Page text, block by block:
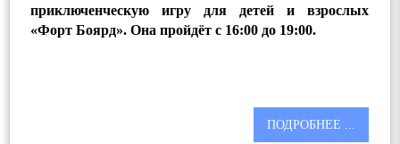
приключенческую игру для детей и взрослых
«Форт Боярд». Она пройдёт с 16:00 до 19:00.
ПОДРОБНЕЕ ...